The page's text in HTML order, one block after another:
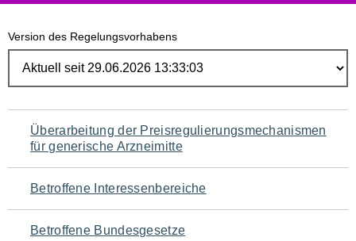
Version des Regelungsvorhabens
Navigation
für
den
Seiteninhalt
Überarbeitung der Preisregulierungsmechanismen
für generische Arzneimitte
Betroffene Interessenbereiche
Betroffene Bundesgesetze